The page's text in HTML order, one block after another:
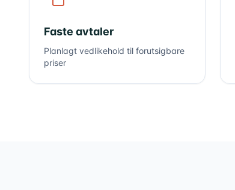
Faste avtaler
Planlagt vedlikehold til forutsigbare
priser